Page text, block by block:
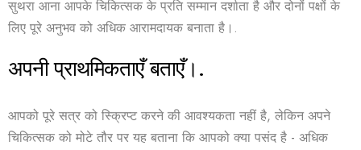
सुथरा आना आपके चिकित्सक के प्रति सम्मान दर्शाता है और दोनों पक्षों के
लिए पूरे अनुभव को अधिक आरामदायक बनाता है।.
अपनी प्राथमिकताएँ बताएँ।.
आपको पूरे सत्र को स्क्रिप्ट करने की आवश्यकता नहीं है, लेकिन अपने
चिकित्सक को मोटे तौर पर यह बताना कि आपको क्या पसंद है - अधिक